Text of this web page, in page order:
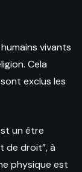
vivants
Cela
exclus les
un être
de droit”, à
physique est